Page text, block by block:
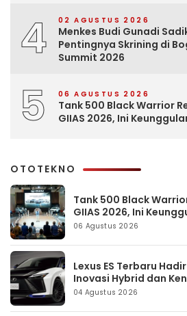
4 02 AGUSTUS 2026
Menkes Budi Gunadi
Pentingnya Skrining di
Summit 2026
5 06 AGUSTUS 2026
Tank 500 Black Warrior
GIIAS 2026, Ini
OTOTEKNO
Tank 500 Black
GIIAS 2026, Ini
06 Agustus 2026
Lexus ES Terbaru
Inovasi Hybrid dan
04 Agustus 2026